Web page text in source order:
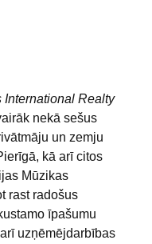
International Realty
nekā sešus
un zemju
kā arī citos
Mūzikas
rast radošus
īpašumu
uzņēmējdarbības